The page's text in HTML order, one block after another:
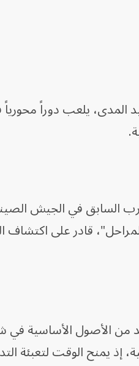
المدى، يلعب دوراً
في الجيش
قادر على
من الأصول الأساسية في
إذ يمنح الوقت لتعبئة